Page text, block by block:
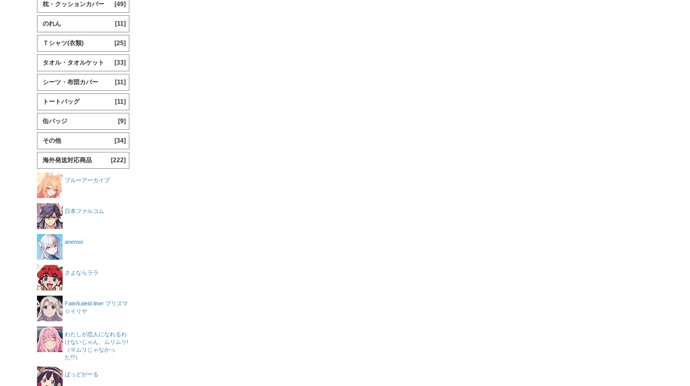
枕・クッションカバー [49]
のれん [11]
Ｔシャツ(衣類) [25]
タオル・タオルケット [33]
シーツ・布団カバー [11]
トートバッグ [11]
缶バッジ [9]
その他 [34]
海外発送対応商品 [222]
ブルーアーカイブ
日本ファルコム
anemoi
さよならララ
Fate/kaleid liner プリズマ
☆イリヤ
わたしが恋人になれるわ
けないじゃん、ムリムリ!
（※ムリじゃなかっ
た!?）
ばっどがーる